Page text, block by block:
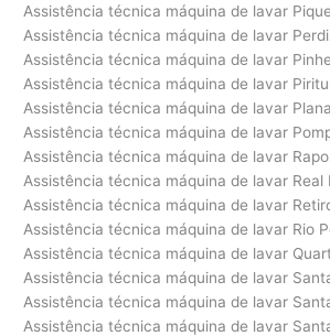
Assistência técnica máquina de lavar
Assistência técnica máquina de lavar
Assistência técnica máquina de lavar
Assistência técnica máquina de lavar
Assistência técnica máquina de lavar
Assistência técnica máquina de lavar
Assistência técnica máquina de lavar
Assistência técnica máquina de lavar Real
Assistência técnica máquina de lavar
Assistência técnica máquina de lavar Rio
Assistência técnica máquina de lavar
Assistência técnica máquina de lavar
Assistência técnica máquina de lavar
Assistência técnica máquina de lavar